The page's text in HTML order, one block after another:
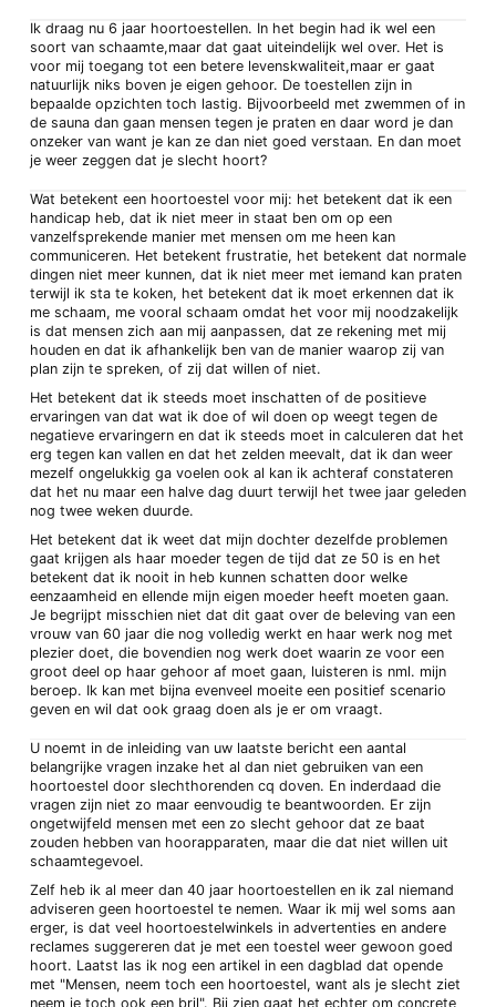
Ik draag nu 6 jaar hoortoestellen. In het begin had ik wel een
soort van schaamte,maar dat gaat uiteindelijk wel over. Het is
voor mij toegang tot een betere levenskwaliteit,maar er gaat
natuurlijk niks boven je eigen gehoor. De toestellen zijn in
bepaalde opzichten toch lastig. Bijvoorbeeld met zwemmen of in
de sauna dan gaan mensen tegen je praten en daar word je dan
onzeker van want je kan ze dan niet goed verstaan. En dan moet
je weer zeggen dat je slecht hoort?
Wat betekent een hoortoestel voor mij: het betekent dat ik een
handicap heb, dat ik niet meer in staat ben om op een
vanzelfsprekende manier met mensen om me heen kan
communiceren. Het betekent frustratie, het betekent dat normale
dingen niet meer kunnen, dat ik niet meer met iemand kan praten
terwijl ik sta te koken, het betekent dat ik moet erkennen dat ik
me schaam, me vooral schaam omdat het voor mij noodzakelijk
is dat mensen zich aan mij aanpassen, dat ze rekening met mij
houden en dat ik afhankelijk ben van de manier waarop zij van
plan zijn te spreken, of zij dat willen of niet.
Het betekent dat ik steeds moet inschatten of de positieve
ervaringen van dat wat ik doe of wil doen op weegt tegen de
negatieve ervaringern en dat ik steeds moet in calculeren dat het
erg tegen kan vallen en dat het zelden meevalt, dat ik dan weer
mezelf ongelukkig ga voelen ook al kan ik achteraf constateren
dat het nu maar een halve dag duurt terwijl het twee jaar geleden
nog twee weken duurde.
Het betekent dat ik weet dat mijn dochter dezelfde problemen
gaat krijgen als haar moeder tegen de tijd dat ze 50 is en het
betekent dat ik nooit in heb kunnen schatten door welke
eenzaamheid en ellende mijn eigen moeder heeft moeten gaan.
Je begrijpt misschien niet dat dit gaat over de beleving van een
vrouw van 60 jaar die nog volledig werkt en haar werk nog met
plezier doet, die bovendien nog werk doet waarin ze voor een
groot deel op haar gehoor af moet gaan, luisteren is nml. mijn
beroep. Ik kan met bijna evenveel moeite een positief scenario
geven en wil dat ook graag doen als je er om vraagt.
U noemt in de inleiding van uw laatste bericht een aantal
belangrijke vragen inzake het al dan niet gebruiken van een
hoortoestel door slechthorenden cq doven. En inderdaad die
vragen zijn niet zo maar eenvoudig te beantwoorden. Er zijn
ongetwijfeld mensen met een zo slecht gehoor dat ze baat
zouden hebben van hoorapparaten, maar die dat niet willen uit
schaamtegevoel.
Zelf heb ik al meer dan 40 jaar hoortoestellen en ik zal niemand
adviseren geen hoortoestel te nemen. Waar ik mij wel soms aan
erger, is dat veel hoortoestelwinkels in advertenties en andere
reclames suggereren dat je met een toestel weer gewoon goed
hoort. Laatst las ik nog een artikel in een dagblad dat opende
met "Mensen, neem toch een hoortoestel, want als je slecht ziet
neem je toch ook een bril". Bij zien gaat het echter om concrete